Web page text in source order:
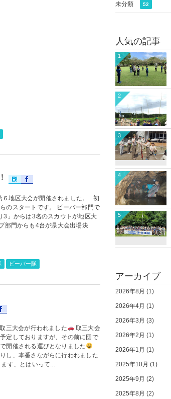
６地区大会が開催されました。 初
のスタートです。 ビーバー部門で
3」からは3名のスカウトが地区大
部門からも4台が県大会出場決
ビーバー隊
三大会が行われました
取三大会
定しておりますが、その前に団で
開催される運びとなりました
し、本番さながらに行われました
す、とはいって...
未分類 52
人気の記事
1
2
3
4
5
アーカイブ
2026年8月 (1)
2026年4月 (1)
2026年3月 (3)
2026年2月 (1)
2026年1月 (1)
2025年10月 (1)
2025年9月 (2)
2025年8月 (2)